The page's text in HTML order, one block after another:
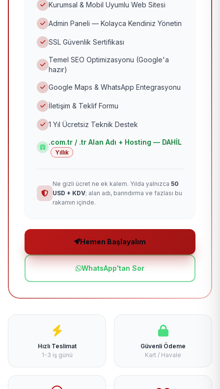
Kurumsal & Mobil Uyumlu Web Sitesi
Admin Paneli — Kolayca Kendiniz Yönetin
SSL Güvenlik Sertifikası
Temel SEO Optimizasyonu (Google'a
hazır)
Google Maps & WhatsApp Entegrasyonu
İletişim & Teklif Formu
1 Yıl Ücretsiz Teknik Destek
.com.tr / .tr Alan Adı + Hosting — DAHİL
Yıllık
Ne gizli ücret ne ek kalem. Yılda yalnızca 50
USD + KDV; alan adı, barındırma ve fazlası bu
rakamın içinde.
Hemen Başlayalım
WhatsApp'tan Sor
Hızlı Teslimat
1-3 iş günü
Güvenli Ödeme
Kart / Havale